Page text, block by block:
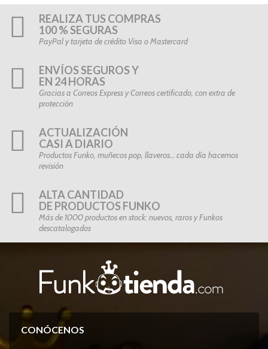
REALIZA TUS COMPRAS
100 % SEGURAS
PayPal y tarjeta de crédito Visa o Mastercard
ENVÍOS SEGUROS Y
EN 24 HORAS
Gracias a Correos Express y Correos certificado, con extra de
protección
ACTUALIZACIÓN
CASI A DIARIO
Productos Funko, muñecos pop, llaveros… cada día hacemos
revisión
ALTA CANTIDAD
DE PRODUCTOS FUNKO
Más de 1000 productos en stock: nuevos, raros y Funkos
descatalogados
CONÓCENOS